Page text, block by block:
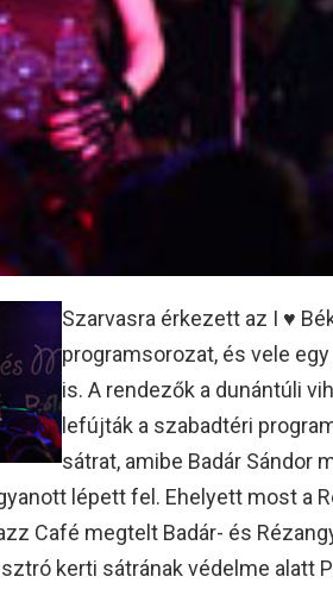
Szarvasra érkezett az I ♥
programsorozat, és vele
is. A rendezők a dunántúli
lefújták a szabadtéri
sátrat, amibe Badár Sándor
lépett fel. Ehelyett most a
Café megtelt Badár- és
kerti sátrának védelme alatt